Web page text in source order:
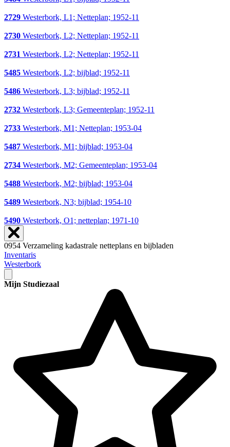
2729 Westerbork, L1; Netteplan; 1952-11
2730 Westerbork, L2; Netteplan; 1952-11
2731 Westerbork, L2; Netteplan; 1952-11
5485 Westerbork, L2; bijblad; 1952-11
5486 Westerbork, L3; bijblad; 1952-11
2732 Westerbork, L3; Gemeenteplan; 1952-11
2733 Westerbork, M1; Netteplan; 1953-04
5487 Westerbork, M1; bijblad; 1953-04
2734 Westerbork, M2; Gemeenteplan; 1953-04
5488 Westerbork, M2; bijblad; 1953-04
5489 Westerbork, N3; bijblad; 1954-10
5490 Westerbork, O1; netteplan; 1971-10
0954 Verzameling kadastrale netteplans en bijbladen
Inventaris
Westerbork
Mijn Studiezaal